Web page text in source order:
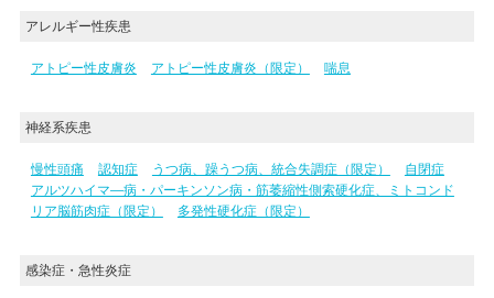
アレルギー性疾患
アトピー性皮膚炎 アトピー性皮膚炎（限定） 喘息
神経系疾患
慢性頭痛 認知症 うつ病、躁うつ病、統合失調症（限定）
自閉症
アルツハイマ―病・パーキンソン病・筋萎縮性側索硬化症、ミトコンド
リア脳筋肉症（限定）
多発性硬化症（限定）
感染症・急性炎症